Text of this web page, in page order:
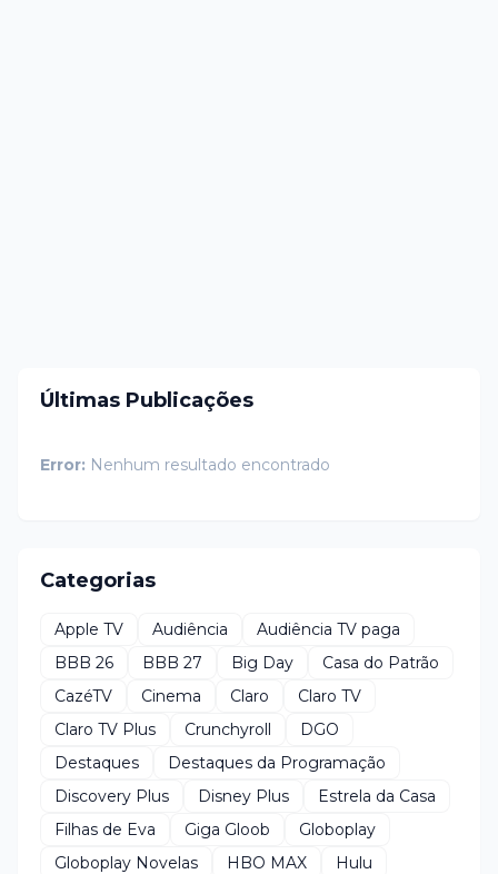
Últimas Publicações
Error: Nenhum resultado encontrado
Categorias
Apple TV Audiência
Audiência TV paga
BBB 26
BBB 27 Big Day
Casa do Patrão
CazéTV
Cinema Claro
Claro TV
Claro TV Plus
Crunchyroll
DGO
Destaques
Destaques da Programação
Discovery Plus
Disney Plus
Estrela da Casa
Filhas de Eva
Giga Gloob
Globoplay
Globoplay Novelas
HBO MAX
Hulu